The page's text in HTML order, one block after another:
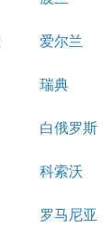
爱尔兰
瑞典
白俄罗斯
科索沃
罗马尼亚